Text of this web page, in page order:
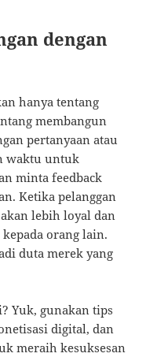
dengan
hanya tentang
membangun
pertanyaan atau
waktu untuk
minta feedback
Ketika pelanggan
lebih loyal dan
orang lain.
duta merek yang
Yuk, gunakan tips
digital, dan
meraih kesuksesan